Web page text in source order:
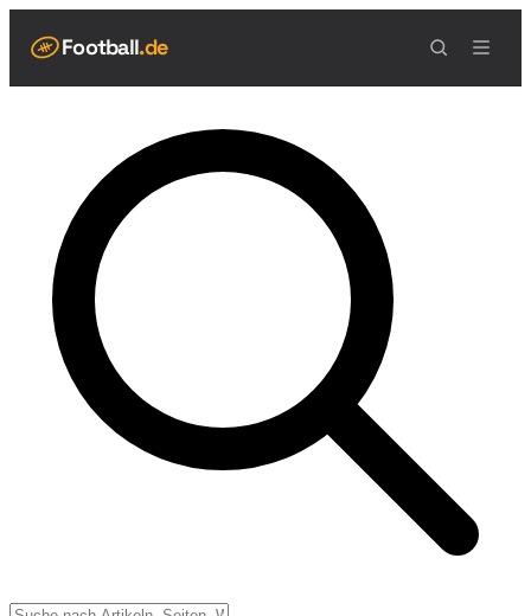
Football.de
Live Scores
Spielplan
Teams
Tabelle
Football Regeln